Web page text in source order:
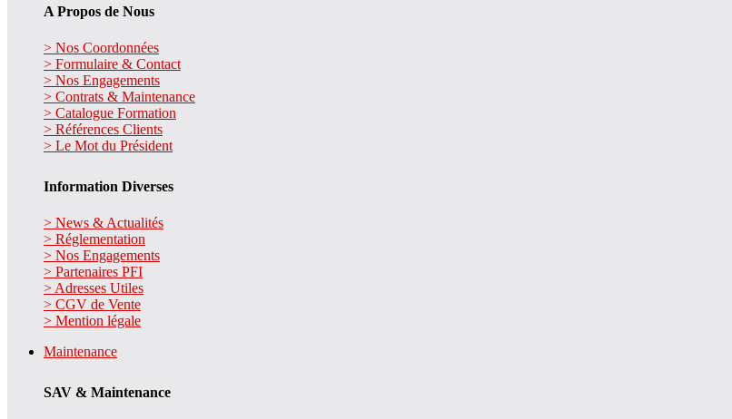
A Propos de Nous
> Nos Coordonnées
> Formulaire & Contact
> Nos Engagements
> Contrats & Maintenance
> Catalogue Formation
> Références Clients
> Le Mot du Président
Information Diverses
> News & Actualités
> Réglementation
> Nos Engagements
> Partenaires PFI
> Adresses Utiles
> CGV de Vente
> Mention légale
Maintenance
SAV & Maintenance